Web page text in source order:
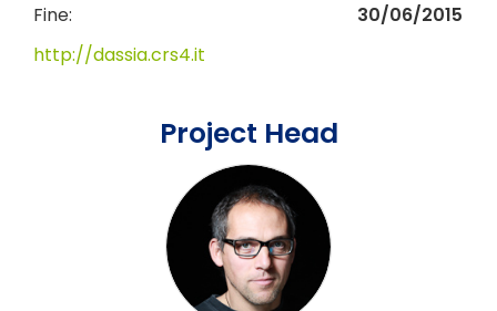
Fine:
30/06/2015
http://dassia.crs4.it
Project Head